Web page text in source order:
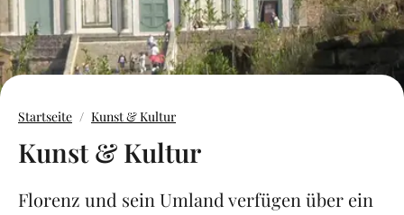
Startseite Kunst & Kultur
Kunst & Kultur
Florenz und sein Umland verfügen über ein